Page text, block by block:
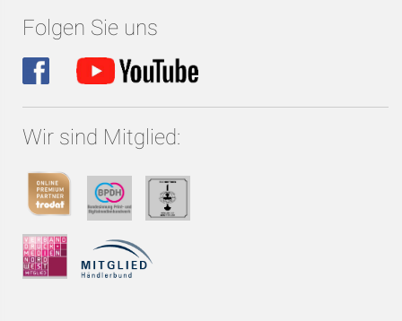
Folgen Sie uns
Wir sind Mitglied: